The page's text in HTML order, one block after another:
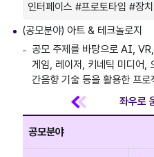
인터페이스 #프로토타입 #장
(공모분야) 아트 & 테크놀로지
공모 주제를 바탕으로 AI,
게임, 레이저, 키네틱 미디어,
간음향 기술 등을 활용한 프로
공모분야